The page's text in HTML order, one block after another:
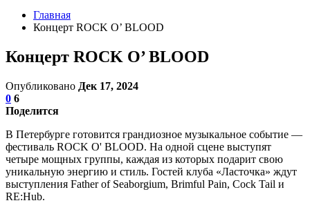
Главная
Концерт ROCK O’ BLOOD
Концерт ROCK O’ BLOOD
Опубликовано Дек 17, 2024
0 6
Поделится
В Петербурге готовится грандиозное музыкальное событие —
фестиваль ROCK O' BLOOD. На одной сцене выступят
четыре мощных группы, каждая из которых подарит свою
уникальную энергию и стиль. Гостей клуба «Ласточка» ждут
выступления Father of Seaborgium, Brimful Pain, Cock Tail и
RE:Hub.